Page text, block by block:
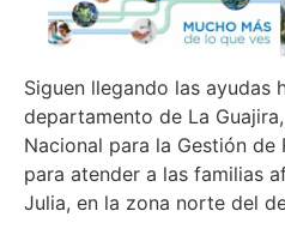
Siguen llegando las ayudas
departamento de La
Nacional para la Gestión de
para atender a las familias
Julia, en la zona norte del